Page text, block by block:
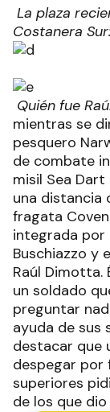
La plaza
Costanera
Quién fue
mientras se
pesquero
de combate
misil Sea
una distancia
fragata
integrada
Buschiazzo y
Raúl
un soldado
preguntar
ayuda de sus
destacar que
despegar por
superiores
de los que